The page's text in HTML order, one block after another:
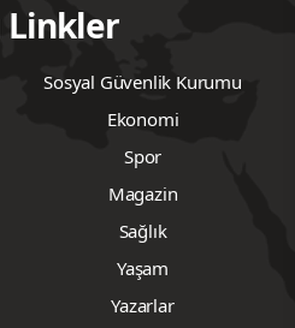
Linkler
Sosyal Güvenlik Kurumu
Ekonomi
Spor
Magazin
Sağlık
Yaşam
Yazarlar